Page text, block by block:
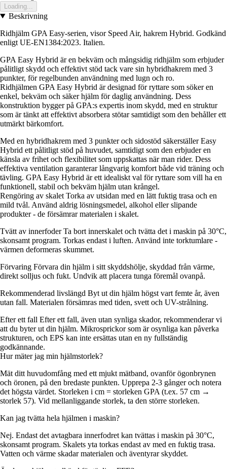
Loading...
Beskrivning
Ridhjälm GPA Easy-serien, visor Speed Air, hakrem Hybrid. Godkänd
enligt UE-EN1384:2023. Italien.
GPA Easy Hybrid är en bekväm och mångsidig ridhjälm som erbjuder
pålitligt skydd och effektivt stöd tack vare sin hybridhakrem med 3
punkter, för regelbunden användning med lugn och ro.
Ridhjälmen GPA Easy Hybrid är designad för ryttare som söker en
enkel, bekväm och säker hjälm för daglig användning. Dess
konstruktion bygger på GPA:s expertis inom skydd, med en struktur
som är tänkt att effektivt absorbera stötar samtidigt som den behåller ett
utmärkt bärkomfort.
Med en hybridhakrem med 3 punkter och sidostöd säkerställer Easy
Hybrid ett pålitligt stöd på huvudet, samtidigt som den erbjuder en
känsla av frihet och flexibilitet som uppskattas när man rider. Dess
effektiva ventilation garanterar långvarig komfort både vid träning och
tävling. GPA Easy Hybrid är ett idealiskt val för ryttare som vill ha en
funktionell, stabil och bekväm hjälm utan krångel.
Rengöring av skalet Torka av utsidan med en lätt fuktig trasa och en
mild tvål. Använd aldrig lösningsmedel, alkohol eller slipande
produkter - de försämrar materialen i skalet.
Tvätt av innerfoder Ta bort innerskalet och tvätta det i maskin på 30°C,
skonsamt program. Torkas endast i luften. Använd inte torktumlare -
värmen deformeras skummet.
Förvaring Förvara din hjälm i sitt skyddshölje, skyddad från värme,
direkt solljus och fukt. Undvik att placera tunga föremål ovanpå.
Rekommenderad livslängd Byt ut din hjälm högst vart femte år, även
utan fall. Materialen försämras med tiden, svett och UV-strålning.
Efter ett fall Efter ett fall, även utan synliga skador, rekommenderar vi
att du byter ut din hjälm. Mikrosprickor som är osynliga kan påverka
strukturen, och EPS kan inte ersättas utan en ny fullständig
godkännande.
Hur mäter jag min hjälmstorlek?
Mät ditt huvudomfång med ett mjukt mätband, ovanför ögonbrynen
och öronen, på den bredaste punkten. Upprepa 2-3 gånger och notera
det högsta värdet. Storleken i cm = storleken GPA (t.ex. 57 cm →
storlek 57). Vid mellanliggande storlek, ta den större storleken.
Kan jag tvätta hela hjälmen i maskin?
Nej. Endast det avtagbara innerfodret kan tvättas i maskin på 30°C,
skonsamt program. Skalets yta torkas endast av med en fuktig trasa.
Vatten och värme skadar materialen och äventyrar skyddet.